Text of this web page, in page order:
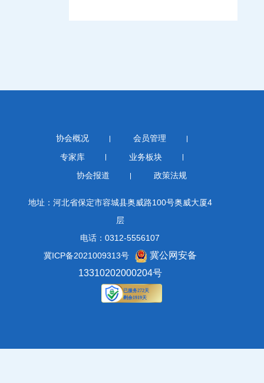
协会概况
会员管理
专家库
业务板块
协会报道
政策法规
地址：河北省保定市容城县奥威路100号奥威大厦4
层
电话：0312-5556107
冀ICP备2021009313号
冀公网安备
13310202000204号